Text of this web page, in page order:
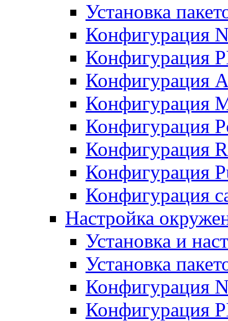
Установка
Конфигурация
Конфигурация
Конфигурация
Конфигурация
Конфигурация
Конфигурация
Конфигурация
Конфигурация
Настройка
Установка и
Установка
Конфигурация
Конфигурация